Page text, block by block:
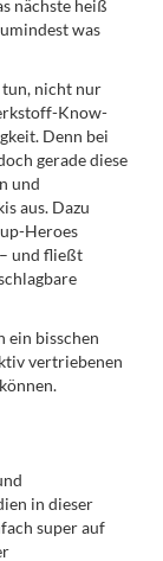
nächste heiß
was
tun, nicht nur
Know­
Denn bei
gerade diese
und
aus. Dazu
Heroes
und fließt
ein bisschen
vertriebenen
in dieser
super auf